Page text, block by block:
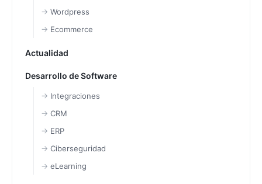
Wordpress
Ecommerce
Actualidad
Desarrollo de Software
Integraciones
CRM
ERP
Ciberseguridad
eLearning